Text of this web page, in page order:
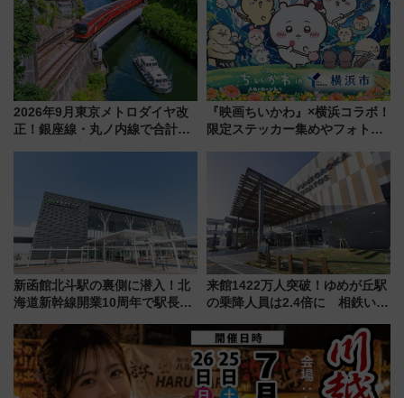
7月17日～開催）
解説！
2026年9月東京メトロダイヤ改
正！銀座線・丸ノ内線で合計
『映画ちいかわ』×横浜コラボ！
限定ステッカー集めやフォトス
いを満喫しよう（花火鑑賞会応
募は7/12まで！）
新函館北斗駅の裏側に潜入！北
海道新幹線開業10周年で駅長
ト 参加方法や体験内容を紹介
来館1422万人突破！ゆめが丘駅
の乗降人員は2.4倍に 相鉄いず
年祭にそうにゃん＆DB.スター
マンが登場